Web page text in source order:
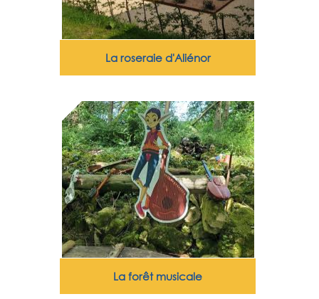
La roseraie d'Aliénor
La forêt musicale